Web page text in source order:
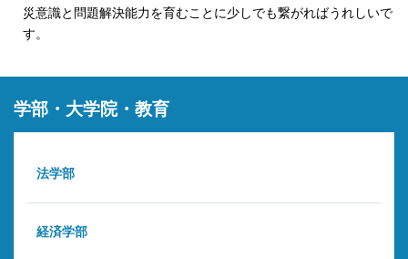
災意識と問題解決能力を育むことに少しでも繋がればうれしいで
す。
学部・大学院・教育
法学部
経済学部